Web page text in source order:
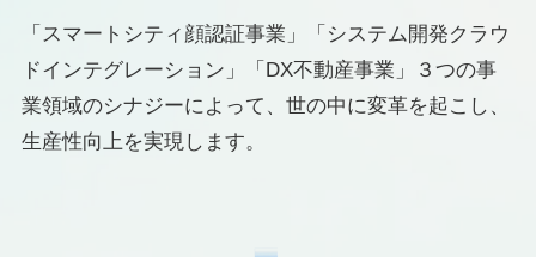
「スマートシティ顔認証事業」「システム開発クラウ
ドインテグレーション」「DX不動産事業」３つの事
業領域のシナジーによって、世の中に変革を起こし、
生産性向上を実現します。